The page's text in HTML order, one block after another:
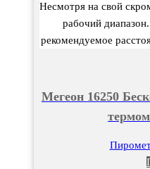
Несмотря на свой
рабочий
рекомендуемое
Мегеон 16250